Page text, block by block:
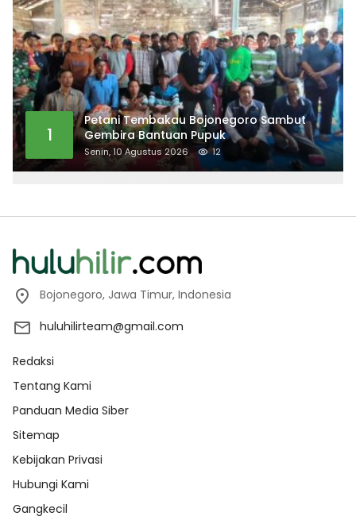
1
Petani Tembakau Bojonegoro Sambut
Gembira Bantuan Pupuk
Senin, 10 Agustus 2026 12
Bojonegoro, Jawa Timur, Indonesia
huluhilirteam@gmail.com
Redaksi
Tentang Kami
Panduan Media Siber
Sitemap
Kebijakan Privasi
Hubungi Kami
Gangkecil